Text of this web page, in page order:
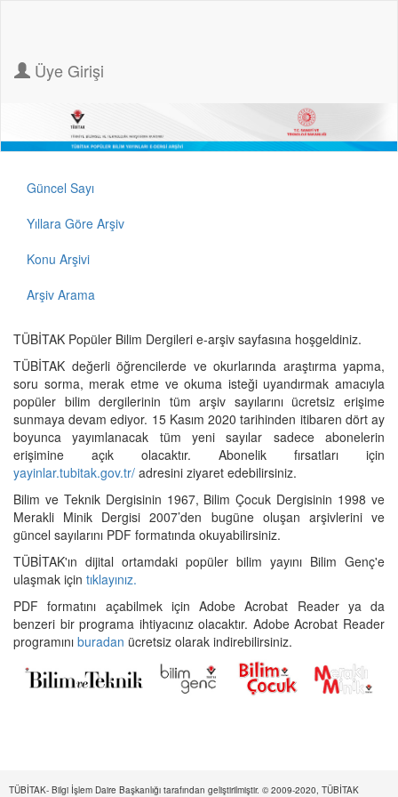
Üye Girişi
Güncel Sayı
Yıllara Göre Arşiv
Konu Arşivi
Arşiv Arama
TÜBİTAK Popüler Bilim Dergileri e-arşiv sayfasına hoşgeldiniz.
TÜBİTAK değerli öğrencilerde ve okurlarında araştırma yapma,
soru sorma, merak etme ve okuma isteği uyandırmak amacıyla
popüler bilim dergilerinin tüm arşiv sayılarını ücretsiz erişime
sunmaya devam ediyor. 15 Kasım 2020 tarihinden itibaren dört ay
boyunca yayımlanacak tüm yeni sayılar sadece abonelerin
erişimine açık olacaktır. Abonelik fırsatları için
yayinlar.tubitak.gov.tr/ adresini ziyaret edebilirsiniz.
Bilim ve Teknik Dergisinin 1967, Bilim Çocuk Dergisinin 1998 ve
Merakli Minik Dergisi 2007’den bugüne oluşan arşivlerini ve
güncel sayılarını PDF formatında okuyabilirsiniz.
TÜBİTAK'ın dijital ortamdaki popüler bilim yayını Bilim Genç'e
ulaşmak için tıklayınız.
PDF formatını açabilmek için Adobe Acrobat Reader ya da
benzeri bir programa ihtiyacınız olacaktır. Adobe Acrobat Reader
programını buradan ücretsiz olarak indirebilirsiniz.
TÜBİTAK- Bilgi İşlem Daire Başkanlığı tarafından geliştirilmiştir. © 2009-2020, TÜBİTAK